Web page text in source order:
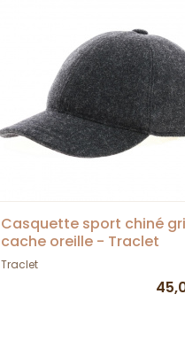
Casquette sport chiné
cache oreille - Traclet
Traclet